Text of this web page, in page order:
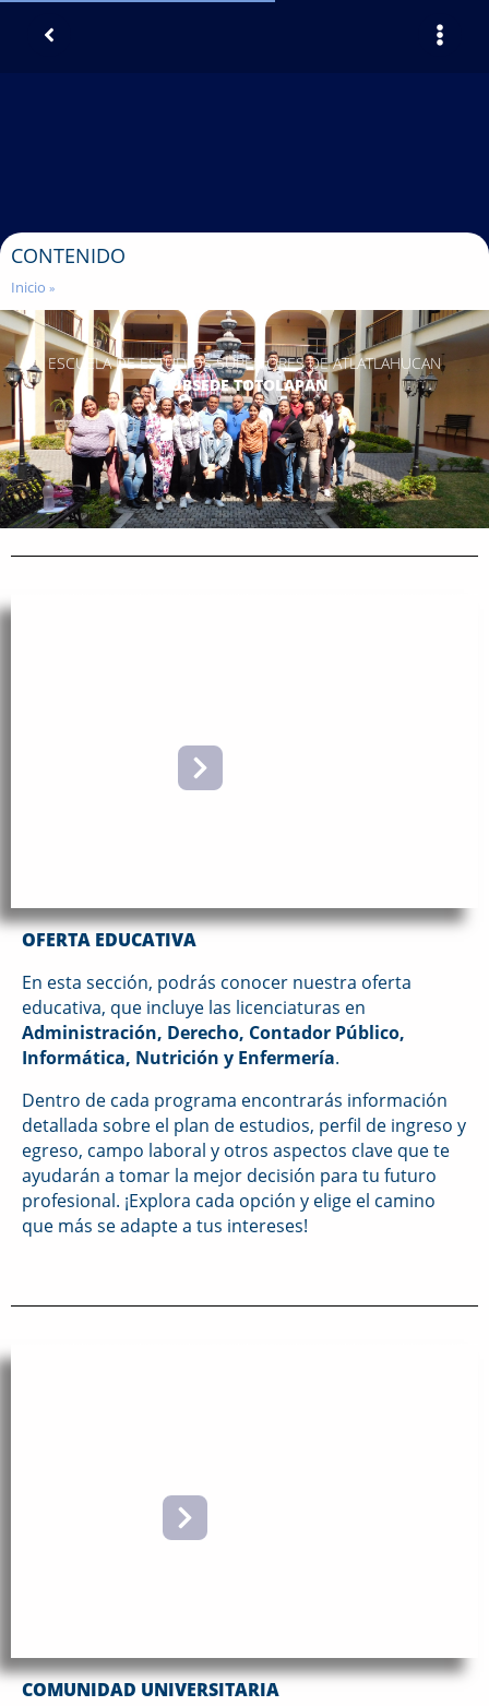
CONTENIDO
Inicio »
ESCUELA DE ESTUDIOS SUPERIORES DE ATLATLAHUCAN
SUBSEDE TOTOLAPAN
OFERTA EDUCATIVA
En esta sección, podrás conocer nuestra oferta
educativa, que incluye las licenciaturas en
Administración, Derecho, Contador Público,
Informática, Nutrición y Enfermería.
Dentro de cada programa encontrarás información
detallada sobre el plan de estudios, perfil de ingreso y
egreso, campo laboral y otros aspectos clave que te
ayudarán a tomar la mejor decisión para tu futuro
profesional. ¡Explora cada opción y elige el camino
que más se adapte a tus intereses!
COMUNIDAD UNIVERSITARIA